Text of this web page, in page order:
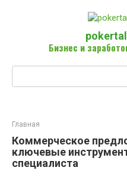
Бизнес и
Главная
Коммерческое
ключевые
специалиста